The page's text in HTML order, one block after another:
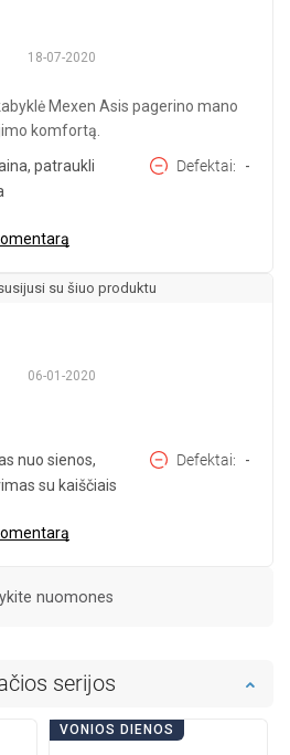
18-07-2020
Mexen Asis pagerino mano
komfortą.
patraukli
Defektai -
su šiuo produktu
06-01-2020
nuo sienos,
su kaiščiais
Defektai -
nuomones
serijos
VONIOS DIENOS